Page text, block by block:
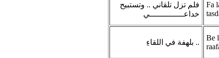
فلم تزل تلقاني .. وتستبيح
خداعــــــــــــــي
Fa
بلهفة في اللقاءِ ..
Be